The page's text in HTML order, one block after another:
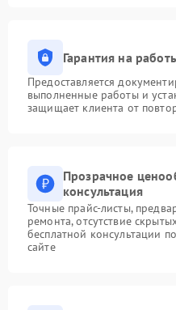
Гарантия на
Предоставляется
выполненные работы и
защищает клиента от
Прозрачное
консультация
Точные прайс-листы,
ремонта, отсутствие
бесплатной консультации
сайте